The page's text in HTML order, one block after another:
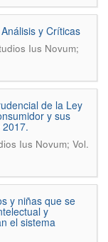
y Críticas
Ius Novum;
de la Ley
y sus
Ius Novum; Vol.
y niñas que se
y
el sistema